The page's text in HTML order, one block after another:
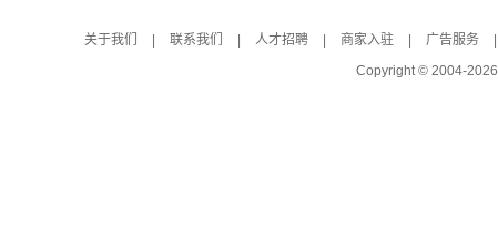
关于我们
联系我们 人才招聘 商家入驻 广告服务
Copyright © 2004-2026